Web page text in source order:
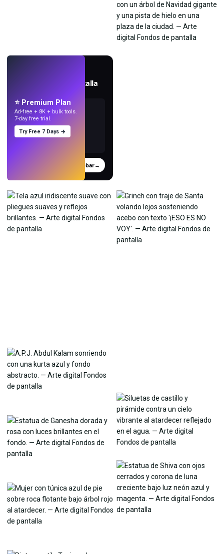
Crea fondos de pantalla
Probar→
⭐ Premium Plan
Ad-free + 8K + bulk tools.
7-day free trial.
Try Free 7 Days →